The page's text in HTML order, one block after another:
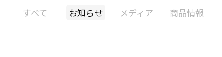
すべて お知らせ メディア 商品情報